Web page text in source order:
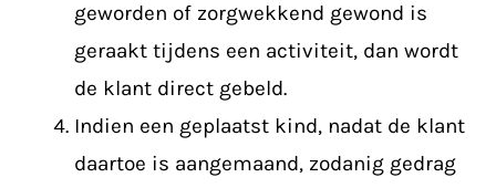
geworden of zorgwekkend gewond is
geraakt tijdens een activiteit, dan wordt
de klant direct gebeld.
Indien een geplaatst kind, nadat de klant
daartoe is aangemaand, zodanig gedrag